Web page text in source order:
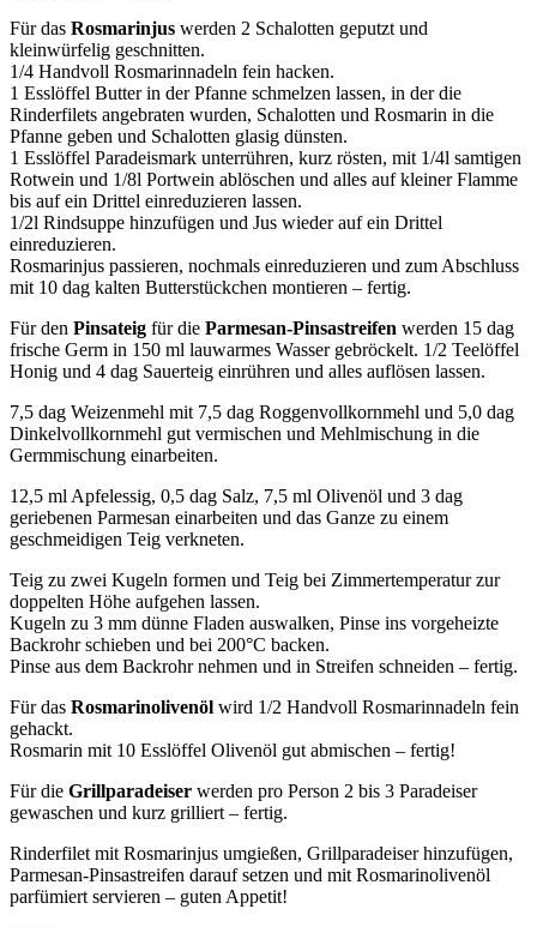
Für das Rosmarinjus werden 2 Schalotten geputzt und
kleinwürfelig geschnitten.
1/4 Handvoll Rosmarinnadeln fein hacken.
1 Esslöffel Butter in der Pfanne schmelzen lassen, in der die
Rinderfilets angebraten wurden, Schalotten und Rosmarin in die
Pfanne geben und Schalotten glasig dünsten.
1 Esslöffel Paradeismark unterrühren, kurz rösten, mit 1/4l samtigen
Rotwein und 1/8l Portwein ablöschen und alles auf kleiner Flamme
bis auf ein Drittel einreduzieren lassen.
1/2l Rindsuppe hinzufügen und Jus wieder auf ein Drittel
einreduzieren.
Rosmarinjus passieren, nochmals einreduzieren und zum Abschluss
mit 10 dag kalten Butterstückchen montieren – fertig.
Für den Pinsateig für die Parmesan-Pinsastreifen werden 15 dag
frische Germ in 150 ml lauwarmes Wasser gebröckelt. 1/2 Teelöffel
Honig und 4 dag Sauerteig einrühren und alles auflösen lassen.
7,5 dag Weizenmehl mit 7,5 dag Roggenvollkornmehl und 5,0 dag
Dinkelvollkornmehl gut vermischen und Mehlmischung in die
Germmischung einarbeiten.
12,5 ml Apfelessig, 0,5 dag Salz, 7,5 ml Olivenöl und 3 dag
geriebenen Parmesan einarbeiten und das Ganze zu einem
geschmeidigen Teig verkneten.
Teig zu zwei Kugeln formen und Teig bei Zimmertemperatur zur
doppelten Höhe aufgehen lassen.
Kugeln zu 3 mm dünne Fladen auswalken, Pinse ins vorgeheizte
Backrohr schieben und bei 200°C backen.
Pinse aus dem Backrohr nehmen und in Streifen schneiden – fertig.
Für das Rosmarinolivenöl wird 1/2 Handvoll Rosmarinnadeln fein
gehackt.
Rosmarin mit 10 Esslöffel Olivenöl gut abmischen – fertig!
Für die Grillparadeiser werden pro Person 2 bis 3 Paradeiser
gewaschen und kurz grilliert – fertig.
Rinderfilet mit Rosmarinjus umgießen, Grillparadeiser hinzufügen,
Parmesan-Pinsastreifen darauf setzen und mit Rosmarinolivenöl
parfümiert servieren – guten Appetit!